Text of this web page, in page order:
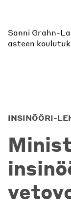
Sanni Grahn-
asteen
Samu Salo
opiskelijoiden
INSINÖÖRI-